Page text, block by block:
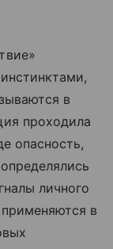
в
проходила
опасность,
личного
в